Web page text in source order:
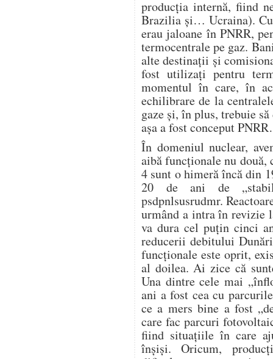
producția internă, fiind
Brazilia și… Ucraina).
erau jaloane în PNRR,
termocentrale pe gaz.
alte destinații și
fost utilizați pentru
momentul în care, în
echilibrare de la
gaze și, în plus, trebuie
așa a fost conceput
În domeniul nuclear,
aibă funcționale nu două,
4 sunt o himeră încă din
20 de ani de
psdpnlsusrudmr.
urmând a intra în revizie
va dura cel puțin cinci
reducerii debitului
funcționale este oprit,
al doilea. Ai zice că
Una dintre cele mai
ani a fost cea cu
ce a mers bine a fost
care fac parcuri
fiind situațiile în care
înșiși. Oricum,